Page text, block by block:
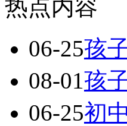
热点内容
06-25孩
08-01孩
06-25初